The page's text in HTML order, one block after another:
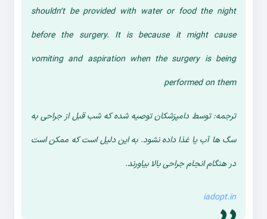
shouldn’t be provided with water or food the night
before the surgery. It is because it might cause
vomiting and aspiration when the surgery is being
performed on them
ترجمه: توسط دامپزشکان توصیه شده که شب قبل از جراحی به
سگ ها آب یا غذا داده نشود. به این دلیل است که ممکن است
در هنگام انجام جراحی بالا بیاورند.
iadopt.in